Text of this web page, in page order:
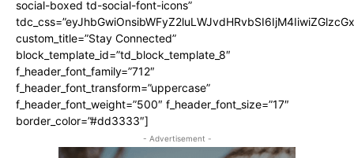
social-boxed td-social-font-icons”
custom_title=”Stay Connected”
block_template_id=”td_block_template_8″
f_header_font_family=”712″
f_header_font_transform=”uppercase”
f_header_font_weight=”500″ f_header_font_size=”17″
border_color=”#dd3333″]
- Advertisement -